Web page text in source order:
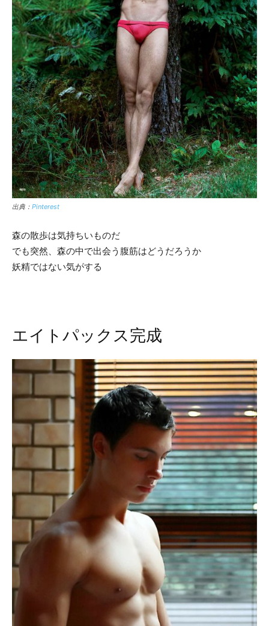
出典： Pinterest
森の散歩は気持ちいものだ
でも突然、森の中で出会う腹筋はどうだろうか
妖精ではない気がする
エイトパックス完成